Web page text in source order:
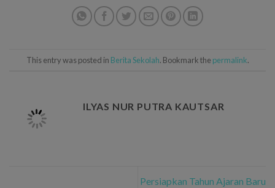
This entry was posted in Berita Sekolah. Bookmark the permalink.
ILYAS NUR PUTRA KAUTSAR
Persiapkan Tahun Ajaran Baru